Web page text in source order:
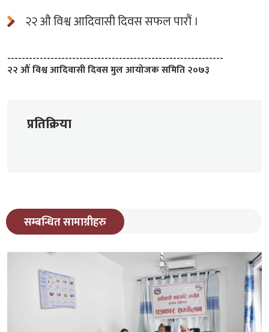
२२ औ विश्व आदिवासी दिवस सफल पारौं ।
------------------------------------------------------------
२२ औं विश्व आदिवासी दिवस मुल आयोजक समिति २०७३
प्रतिक्रिया
सम्बन्धित सामाग्रीहरु